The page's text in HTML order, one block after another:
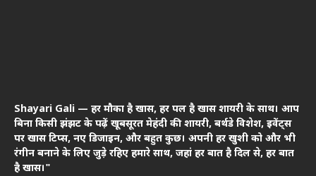
Shayari Gali — हर मौका है खास, हर पल है खास शायरी के साथ। आप
बिना किसी झंझट के पढ़ें खूबसूरत मेहंदी की शायरी, बर्थडे विशेश, इवेंट्स
पर खास टिप्स, नए डिजाइन, और बहुत कुछ। अपनी हर खुशी को और भी
रंगीन बनाने के लिए जुड़े रहिए हमारे साथ, जहां हर बात है दिल से, हर बात
है खास।"